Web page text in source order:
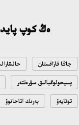
ەڭ كوپ
جاڭا قازاقستان
پسيحولوگيالىق سۋرەتتەر
توقايەۆ بەرىك اتاحانوۆ